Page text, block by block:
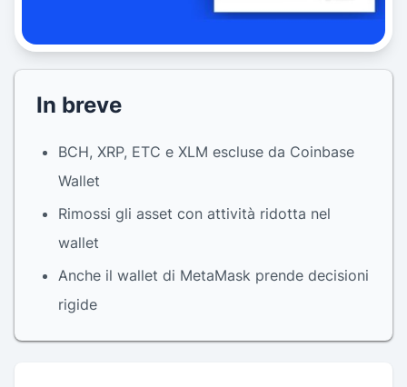
In breve
BCH, XRP, ETC e XLM escluse da Coinbase
Wallet
Rimossi gli asset con attività ridotta nel
wallet
Anche il wallet di MetaMask prende decisioni
rigide